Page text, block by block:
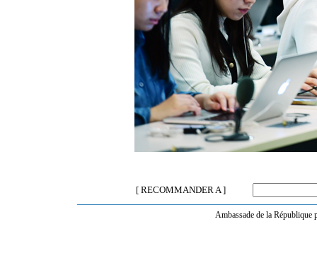
[ RECOMMANDER A ]
Ambassade de la République